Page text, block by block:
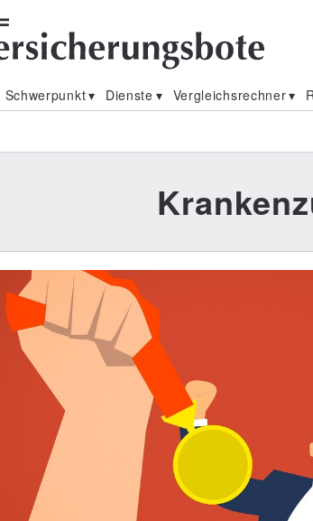
Schwerpunkt Dienste Vergleichsrechner